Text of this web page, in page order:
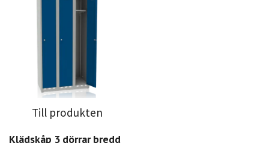
Till produkten
Klädskåp 3 dörrar bredd